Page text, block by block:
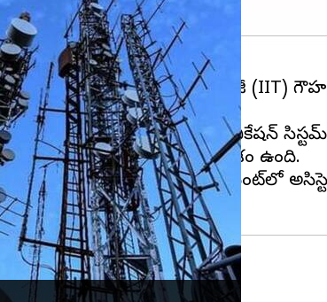
ఇన్‌స్టిట్యూట్ ఆఫ్ టెక్నాలజీ (IIT)
చేసింది.
ఫ్రీ-స్పేస్ ఆప్టికల్ కమ్యూనికేషన్
రంగంలో కూడా వినియోగించే అవకాశం ఉంది.
కాలేజీలో ఫిజిక్స్ డిపార్ట్‌మెంట్‌లో
పొందింది